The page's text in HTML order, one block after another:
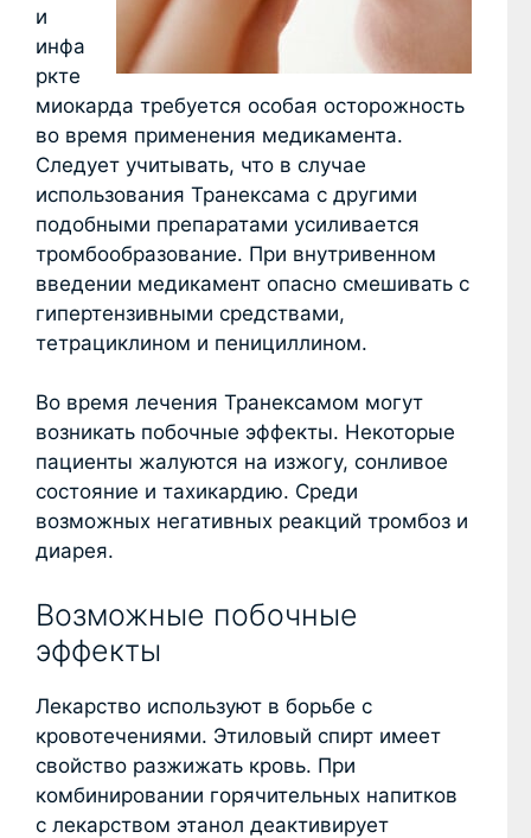
и
инфа
ркте
миокарда требуется особая осторожность
во время применения медикамента.
Следует учитывать, что в случае
использования Транексама с другими
подобными препаратами усиливается
тромбообразование. При внутривенном
введении медикамент опасно смешивать с
гипертензивными средствами,
тетрациклином и пенициллином.
Во время лечения Транексамом могут
возникать побочные эффекты. Некоторые
пациенты жалуются на изжогу, сонливое
состояние и тахикардию. Среди
возможных негативных реакций тромбоз и
диарея.
Возможные побочные
эффекты
Лекарство используют в борьбе с
кровотечениями. Этиловый спирт имеет
свойство разжижать кровь. При
комбинировании горячительных напитков
с лекарством этанол деактивирует